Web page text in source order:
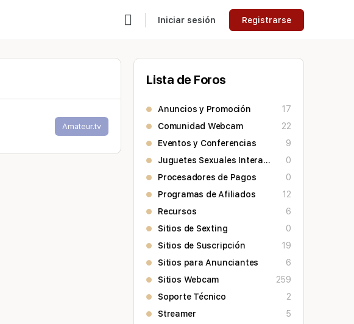
Iniciar sesión Registrarse
Amateur.tv
Lista de Foros
Anuncios y Promoción
17
Comunidad Webcam
22
Eventos y Conferencias
9
Juguetes Sexuales Interactivos
0
Procesadores de Pagos
0
Programas de Afiliados
12
Recursos
6
Sitios de Sexting
0
Sitios de Suscripción
19
Sitios para Anunciantes
6
Sitios Webcam
259
Soporte Técnico
2
Streamer
5